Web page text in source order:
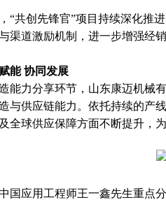
“共创先锋官”项目持续深化推
渠道激励机制，进一步增强经
能 协同发展
能力分享环节，山东康迈机械
与供应链能力。依托持续的产
全球供应保障方面不断提升，
国应用工程师王一鑫先生重点